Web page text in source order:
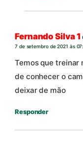
Fernando Silva 1
7 de setembro de 2021 às
Temos que treinar
de conhecer o
deixar de mão
Responder